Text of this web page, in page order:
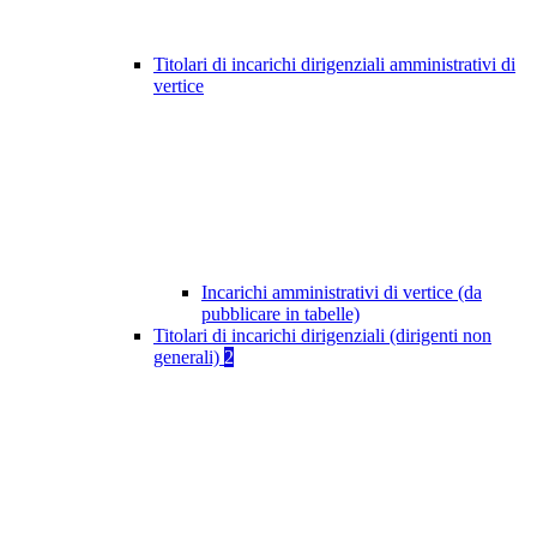
Titolari di incarichi dirigenziali amministrativi di
vertice
Incarichi amministrativi di vertice (da
pubblicare in tabelle)
Titolari di incarichi dirigenziali (dirigenti non
generali) 2